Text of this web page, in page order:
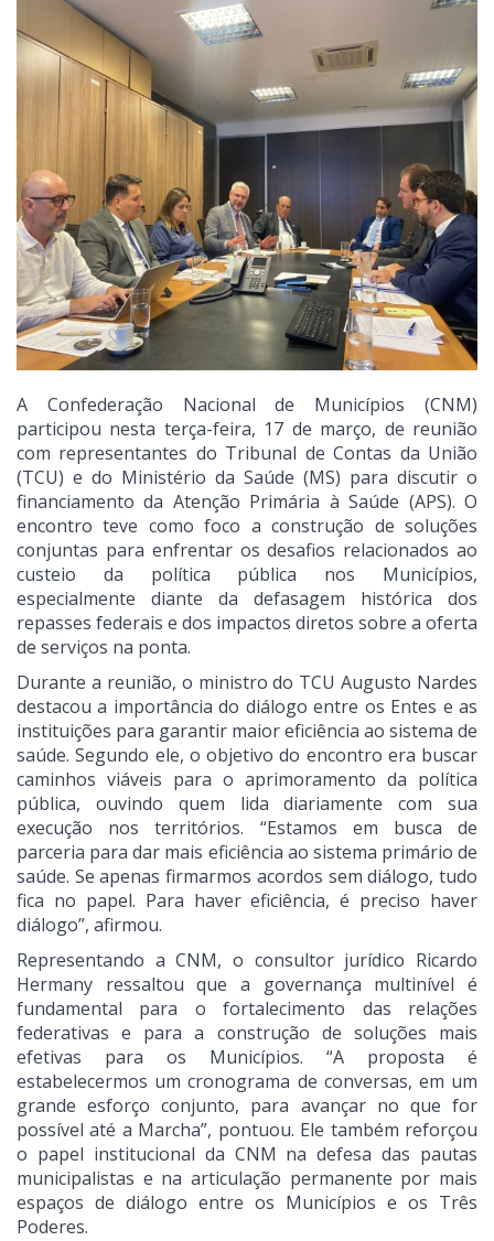
A Confederação Nacional de Municípios (CNM)
participou nesta terça-feira, 17 de março, de reunião
com representantes do Tribunal de Contas da União
(TCU) e do Ministério da Saúde (MS) para discutir o
financiamento da Atenção Primária à Saúde (APS). O
encontro teve como foco a construção de soluções
conjuntas para enfrentar os desafios relacionados ao
custeio da política pública nos Municípios,
especialmente diante da defasagem histórica dos
repasses federais e dos impactos diretos sobre a oferta
de serviços na ponta.
Durante a reunião, o ministro do TCU Augusto Nardes
destacou a importância do diálogo entre os Entes e as
instituições para garantir maior eficiência ao sistema de
saúde. Segundo ele, o objetivo do encontro era buscar
caminhos viáveis para o aprimoramento da política
pública, ouvindo quem lida diariamente com sua
execução nos territórios. “Estamos em busca de
parceria para dar mais eficiência ao sistema primário de
saúde. Se apenas firmarmos acordos sem diálogo, tudo
fica no papel. Para haver eficiência, é preciso haver
diálogo”, afirmou.
Representando a CNM, o consultor jurídico Ricardo
Hermany ressaltou que a governança multinível é
fundamental para o fortalecimento das relações
federativas e para a construção de soluções mais
efetivas para os Municípios. “A proposta é
estabelecermos um cronograma de conversas, em um
grande esforço conjunto, para avançar no que for
possível até a Marcha”, pontuou. Ele também reforçou
o papel institucional da CNM na defesa das pautas
municipalistas e na articulação permanente por mais
espaços de diálogo entre os Municípios e os Três
Poderes.